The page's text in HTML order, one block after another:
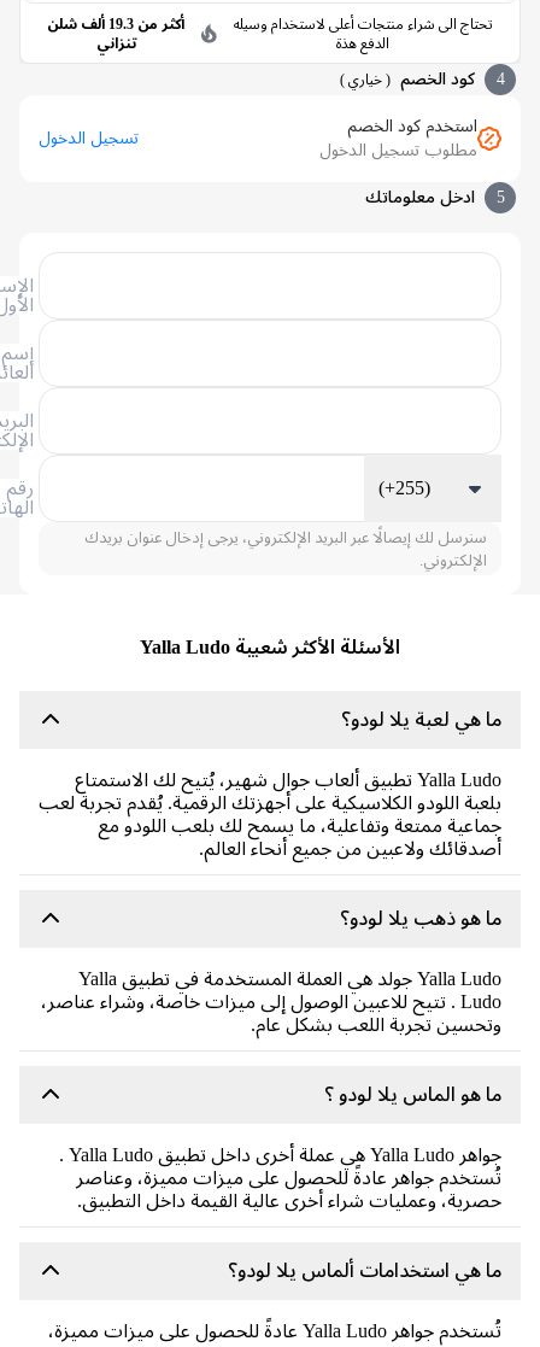
تحتاج الى شراء منتجات أعلى لاستخدام وسيله
أكثر من 19.3 ألف شلن
كود الخصم (خياري )
استخدم كود الخصم
مطلوب تسجيل الدخول
تسجيل الدخول
ادخل معلوماتك
العائلة
الإلكتروني
الهاتف
(+255)
سنرسل لك إيصالًا عبر البريد الإلكتروني، يرجى إدخال عنوان بريدك
الإلكتروني.
الأسئلة الأكثر شعبية Yalla Ludo
هي لعبة يلا لودو؟
Yalla Ludo تطبيق ألعاب جوال شهير، يُتيح لك الاستمتاع
اللودو الكلاسيكية على أجهزتك الرقمية. يُقدم تجربة لعب
ممتعة وتفاعلية، ما يسمح لك بلعب اللودو مع
ولاعبين من جميع أنحاء العالم.
هو ذهب يلا لودو؟
Yalla Ludo جولد هي العملة المستخدمة في تطبيق Yalla
Ludo . تتيح للاعبين الوصول إلى ميزات خاصة، وشراء عناصر،
تجربة اللعب بشكل عام.
هو الماس يلا لودو ؟
جواهر Yalla Ludo هي عملة أخرى داخل تطبيق Yalla Ludo .
جواهر عادةً للحصول على ميزات مميزة، وعناصر
وعمليات شراء أخرى عالية القيمة داخل التطبيق.
هي استخدامات ألماس يلا لودو؟
تُستخدم جواهر Yalla Ludo عادةً للحصول على ميزات مميزة،